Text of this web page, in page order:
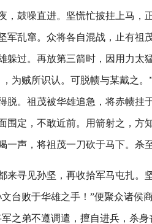
，鼓噪直进。坚慌忙披挂上马，
军乱窜。众将各自混战，止有祖
躲过。再放第三箭时，因用力太
为贼所识认。可脱帻与某戴之
脱。祖茂被华雄追急，将赤帻挂
围定，不敢近前。用箭射之，方
一声，将祖茂一刀砍于马下。杀
来寻见孙坚，再收拾军马屯扎。
台败于华雄之手！”便聚众诸侯
之弟不遵调遣，擅自进兵，杀